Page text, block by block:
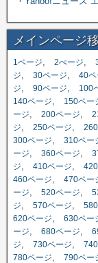
メインページ
1ページ, 2ぺージ,
ジ, 30ページ, 40ペ
ジ, 90ページ, 100
140ページ, 150ペー
ージ, 200ページ,
ジ, 250ページ,
300ページ, 310ペー
ージ, 360ページ,
ジ, 410ページ,
460ページ, 470ペー
ージ, 520ページ,
ジ, 570ページ,
620ページ, 630ペー
ージ, 680ページ,
ジ, 730ページ,
780ページ, 790ペー